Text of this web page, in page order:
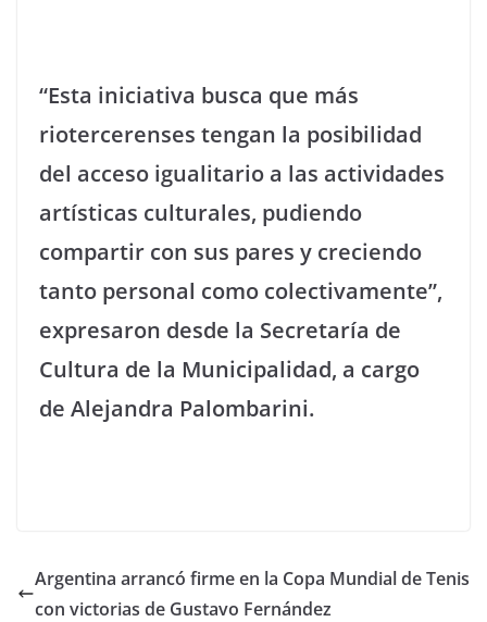
“Esta iniciativa busca que más
riotercerenses tengan la posibilidad
del acceso igualitario a las actividades
artísticas culturales, pudiendo
compartir con sus pares y creciendo
tanto personal como colectivamente”,
expresaron desde la Secretaría de
Cultura de la Municipalidad, a cargo
de Alejandra Palombarini.
Argentina arrancó firme en la Copa Mundial de Tenis
con victorias de Gustavo Fernández